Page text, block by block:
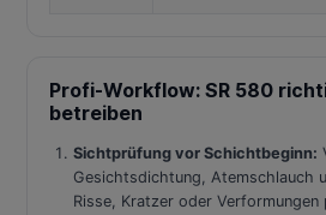
Profi-Workflow: SR 580
betreiben
Sichtprüfung vor Schichtbeginn:
Gesichtsdichtung, Atemschlauch
Risse, Kratzer oder